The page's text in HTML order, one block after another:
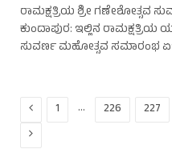
ರಾಮಕ್ಷತ್ರಿಯ ಶ್ರೀ ಗಣೇಶೋತ್ಸವ
ಕುಂದಾಪುರ: ಇಲ್ಲಿನ
ಸುವರ್ಣ ಮಹೋತ್ಸವ ಸಮಾರಂಭ
Previous
1 … 226 227
Next